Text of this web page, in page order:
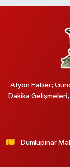
Afyon Haber;
Dakika Gelişmeleri,
Dumlupınar